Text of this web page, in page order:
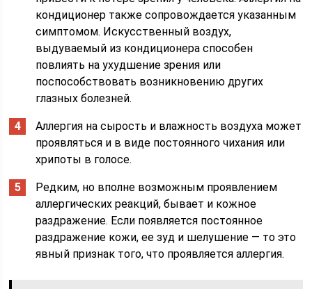
кондиционер также сопровождается указанным
симптомом. Искусственный воздух,
выдуваемый из кондиционера способен
повлиять на ухудшение зрения или
поспособствовать возникновению других
глазных болезней.
Аллергия на сырость и влажность воздуха может
проявляться и в виде постоянного чихания или
хрипоты в голосе.
Редким, но вполне возможным проявлением
аллергических реакций, бывает и кожное
раздражение. Если появляется постоянное
раздражение кожи, ее зуд и шелушение — то это
явный признак того, что проявляется аллергия.